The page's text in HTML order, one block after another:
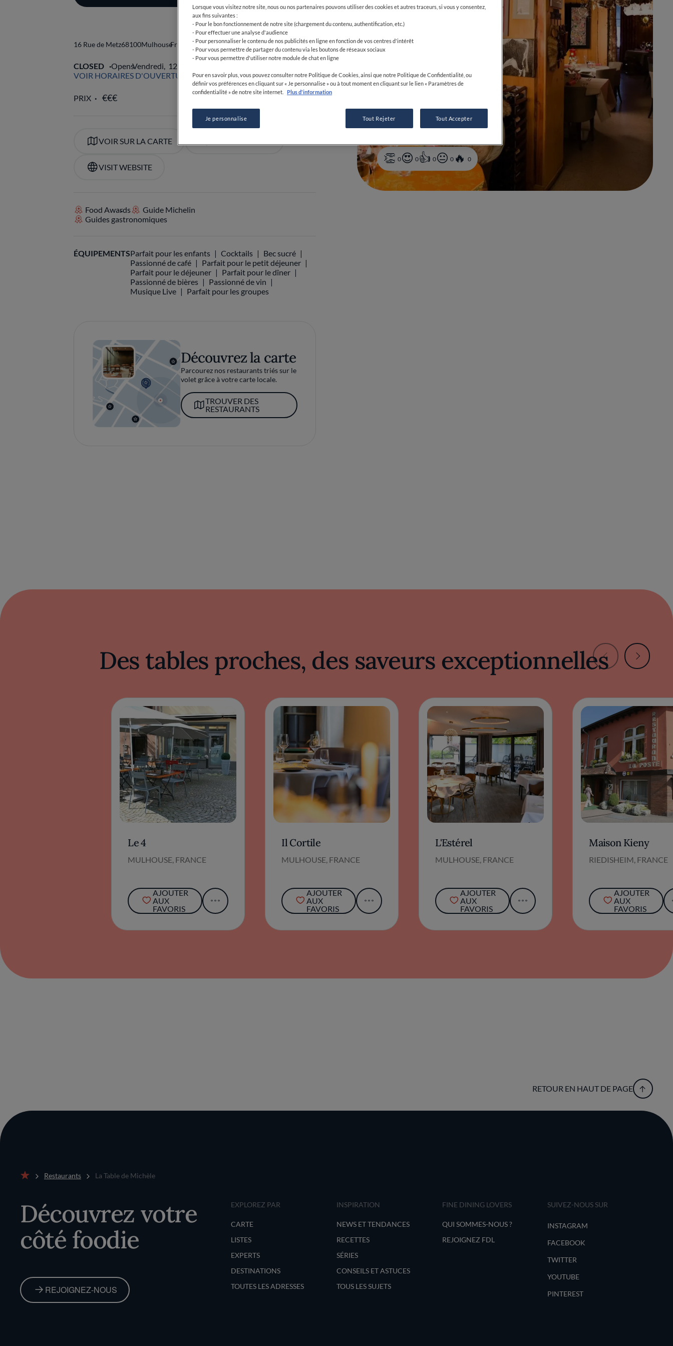
0 0 0 0 0
16 Rue de Metz68100MulhouseFrance
CLOSED OpensVendredi, 12:00-13:30, 19:00-21:30
VOIR HORAIRES D'OUVERTURE
PRIX
VOIR SUR LA CARTE
VISIT WEBSITE
Food Awards
Guide Michelin
Guides gastronomiques
ÉQUIPEMENTSParfait pour les enfants Cocktails
Bec sucré
Passionné de café
Parfait pour le petit déjeuner
Parfait pour le déjeuner
Parfait pour le dîner
Passionné de bières
Passionné de vin
Musique Live
Parfait pour les groupes
Découvrez la carte
Parcourez nos restaurants triés sur le
volet grâce à votre carte locale.
TROUVER DES
RESTAURANTS
Des tables proches, des saveurs exceptionnelles
Le 4
MULHOUSE, FRANCE
AJOUTER
AUX
FAVORIS
Il Cortile
MULHOUSE, FRANCE
AJOUTER
AUX
FAVORIS
L'Estérel
MULHOUSE, FRANCE
AJOUTER
AUX
FAVORIS
Maison Kieny
RIEDISHEIM, FRANCE
AJOUTER
AUX
FAVORIS
RETOUR EN HAUT DE PAGE
Restaurants La Table de Michèle
Découvrez votre
côté foodie
REJOIGNEZ-NOUS
EXPLOREZ PAR
CARTE
LISTES
EXPERTS
DESTINATIONS
TOUTES LES ADRESSES
INSPIRATION
NEWS ET TENDANCES
RECETTES
SÉRIES
CONSEILS ET ASTUCES
TOUS LES SUJETS
FINE DINING LOVERS
QUI SOMMES-NOUS ?
REJOIGNEZ FDL
SUIVEZ-NOUS SUR
INSTAGRAM
FACEBOOK
TWITTER
YOUTUBE
PINTEREST
Lorsque vous visitez notre site, nous ou nos partenaires pouvons utiliser des cookies et autres traceurs, si vous y consentez,
aux fins suivantes :
- Pour le bon fonctionnement de notre site (chargement du contenu, authentification, etc.)
- Pour effectuer une analyse d'audience
- Pour personnaliser le contenu de nos publicités en ligne en fonction de vos centres d'intérêt
- Pour vous permettre de partager du contenu via les boutons de réseaux sociaux
- Pour vous permettre d'utiliser notre module de chat en ligne
Pour en savoir plus, vous pouvez consulter notre Politique de Cookies, ainsi que notre Politique de Confidentialité, ou
définir vos préférences en cliquant sur « Je personnalise » ou à tout moment en cliquant sur le lien « Paramètres de
confidentialité » de notre site internet.
Plus d'information
Je personnalise Tout Rejeter Tout Accepter